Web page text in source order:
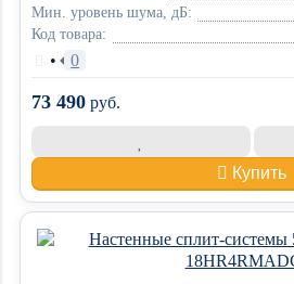
Мин. уровень шума, дБ:
Код товара:
• 0
73 490 руб.
Купить